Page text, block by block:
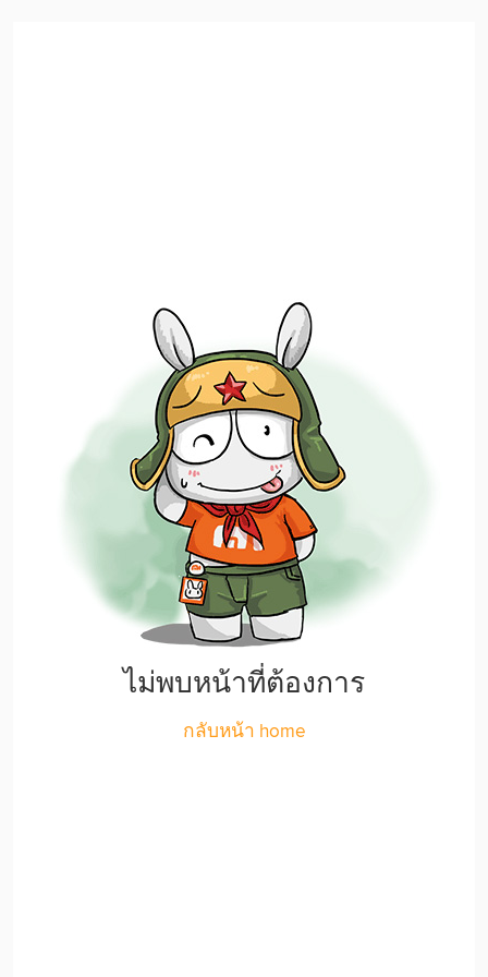
ไม่พบหน้าที่ต้องการ
กลับหน้า home